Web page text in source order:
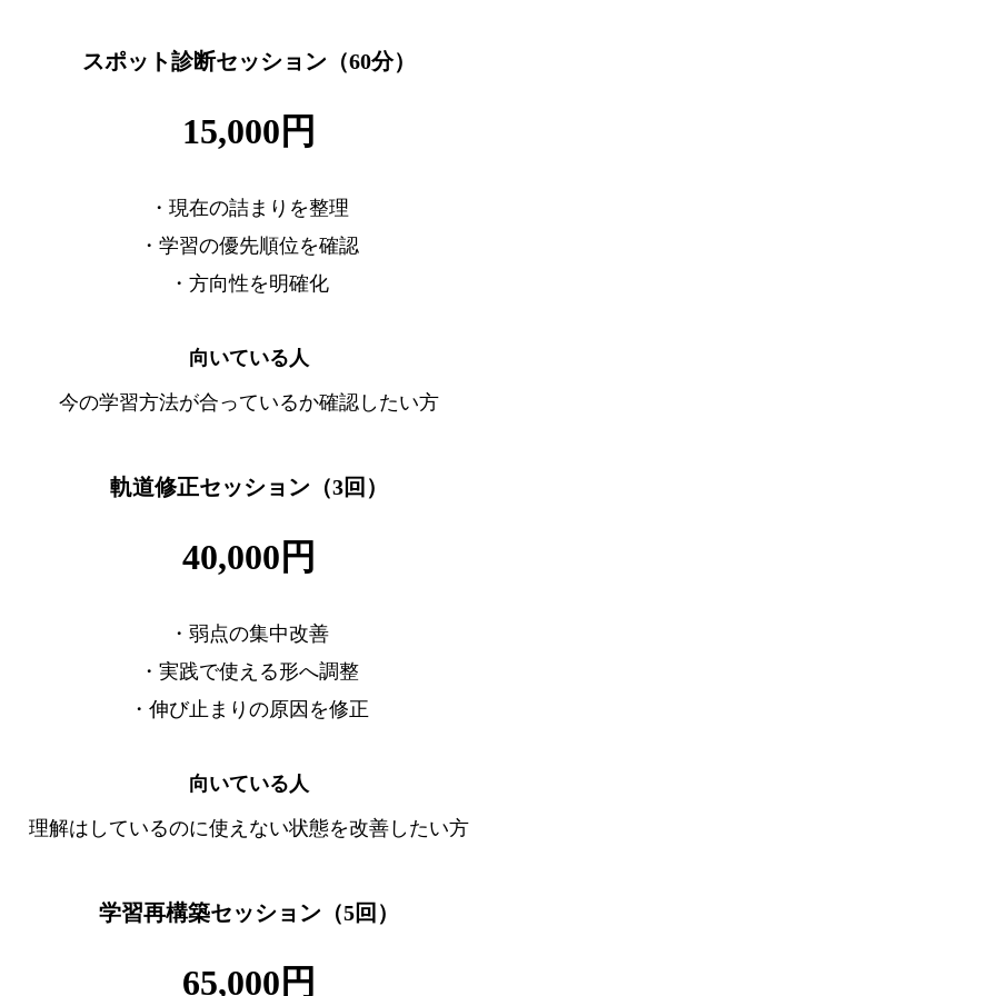
スポット診断セッション（60分）
15,000円
・現在の詰まりを整理
・学習の優先順位を確認
・方向性を明確化
向いている人
今の学習方法が合っているか確認したい方
軌道修正セッション（3回）
40,000円
・弱点の集中改善
・実践で使える形へ調整
・伸び止まりの原因を修正
向いている人
理解はしているのに使えない状態を改善したい方
学習再構築セッション（5回）
65,000円